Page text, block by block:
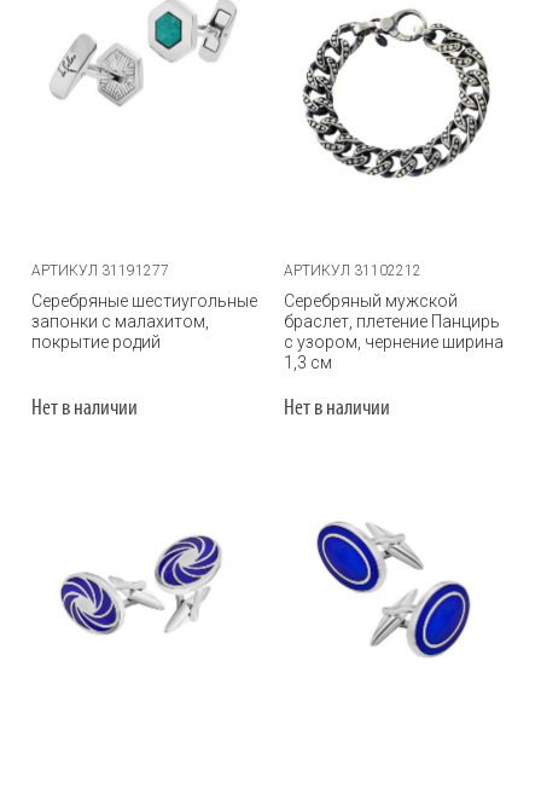
АРТИКУЛ 31191277
Серебряные шестиугольные
запонки с малахитом,
покрытие родий
Нет в наличии
АРТИКУЛ 31102212
Серебряный мужской
браслет, плетение Панцирь
с узором, чернение ширина
1,3 см
Нет в наличии